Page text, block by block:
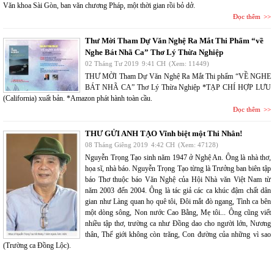
Văn khoa Sài Gòn, ban văn chương Pháp, một thời gian rồi bỏ dở.
Đọc thêm
Thư Mời Tham Dự Văn Nghệ Ra Mắt Thi Phẩm “về
Nghe Bát Nhã Ca” Thơ Lý Thừa Nghiệp
02 Tháng Tư 2019 9:41 CH (Xem: 11449)
THƯ MỜI Tham Dự Văn Nghệ Ra Mắt Thi phẩm “VỀ NGHE
BÁT NHÃ CA” Thơ Lý Thừa Nghiệp *TẠP CHÍ HỢP LƯU
(California) xuất bản. *Amazon phát hành toàn cầu.
Đọc thêm
THƯ GỬI ANH TẠO Vĩnh biệt một Thi Nhân!
08 Tháng Giêng 2019 4:42 CH (Xem: 47128)
Nguyễn Trọng Tạo sinh năm 1947 ở Nghệ An. Ông là nhà thơ,
họa sĩ, nhà báo. Nguyễn Trọng Tạo từng là Trưởng ban biên tập
báo Thơ thuộc báo Văn Nghệ của Hội Nhà văn Việt Nam từ
năm 2003 đến 2004. Ông là tác giả các ca khúc đậm chất dân
gian như Làng quan họ quê tôi, Đôi mắt đò ngang, Tình ca bên
một dòng sông, Non nước Cao Bằng, Mẹ tôi... Ông cũng viết
nhiều tập thơ, trường ca như Đồng dao cho người lớn, Nương
thân, Thế giới không còn trăng, Con đường của những vì sao
(Trường ca Đồng Lộc).